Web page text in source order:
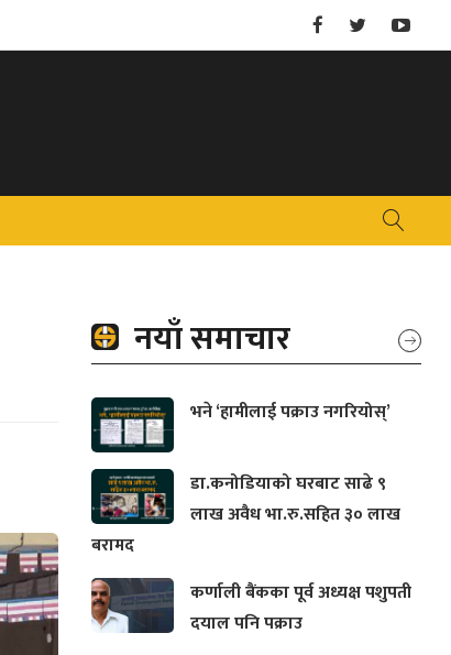
नयाँ समाचार
भने ‘हामीलाई पक्राउ नगरियोस्’
डा.कनोडियाको घरबाट साढे ९
लाख अवैध भा.रु.सहित ३० लाख
बरामद
कर्णाली बैंकका पूर्व अध्यक्ष पशुपती
दयाल पनि पक्राउ